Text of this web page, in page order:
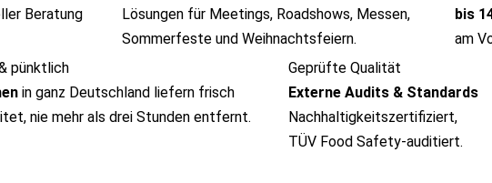
Beratung
Lösungen für Meetings, Roadshows, Messen,
Sommerfeste und Weihnachtsfeiern.
bis
am
pünktlich
in ganz Deutschland liefern frisch
nie mehr als drei Stunden entfernt.
Geprüfte Qualität
Externe Audits & Standards
Nachhaltigkeitszertifiziert,
TÜV Food Safety-auditiert.